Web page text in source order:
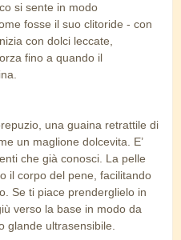
si sente in modo
fosse il suo clitoride - con
con dolci leccate,
fino a quando il
una guaina retrattile di
un maglione dolcevita. E’
che già conosci. La pelle
il corpo del pene, facilitando
Se ti piace prenderglielo in
verso la base in modo da
glande ultrasensibile.